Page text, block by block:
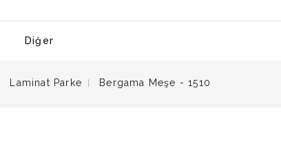
Diğer
Laminat Parke Bergama Meşe - 1510